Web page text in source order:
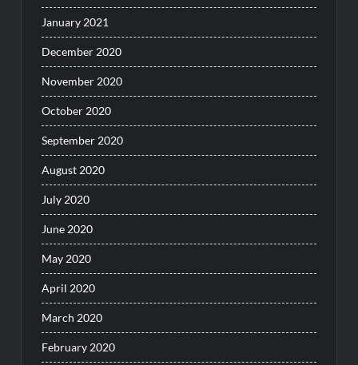
January 2021
December 2020
November 2020
October 2020
September 2020
August 2020
July 2020
June 2020
May 2020
April 2020
March 2020
February 2020